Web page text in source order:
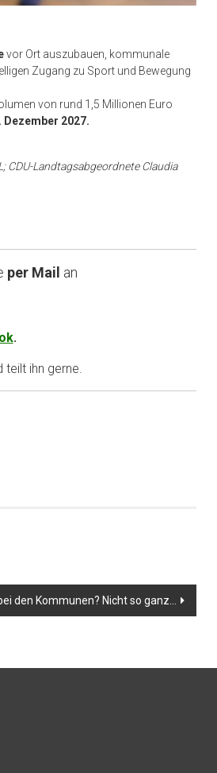
vor Ort auszubauen, kommunale
Zugang zu Sport und Bewegung
von rund 1,5 Millionen Euro
Dezember 2027.
CDU-Landtagsabgeordnete Claudia
per Mail an
.
teilt ihn gerne.
den Kommunen? Nicht so ganz…